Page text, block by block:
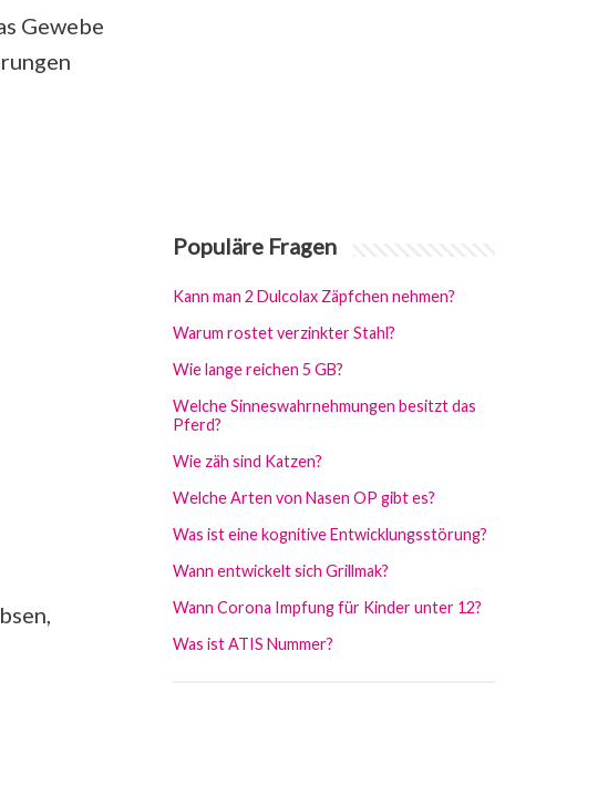
Gewebe
Populäre Fragen
Kann man 2 Dulcolax Zäpfchen nehmen?
Warum rostet verzinkter Stahl?
Wie lange reichen 5 GB?
Welche Sinneswahrnehmungen besitzt das
Pferd?
Wie zäh sind Katzen?
Welche Arten von Nasen OP gibt es?
Was ist eine kognitive Entwicklungsstörung?
Wann entwickelt sich Grillmak?
Wann Corona Impfung für Kinder unter 12?
Was ist ATIS Nummer?